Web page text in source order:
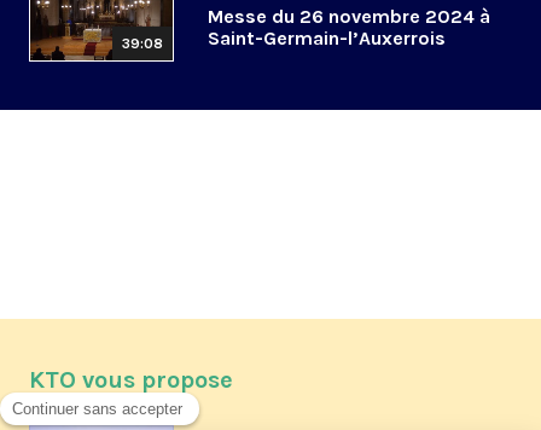
39:08
Messe du 26 novembre 2024 à
Saint-Germain-l’Auxerrois
KTO vous propose